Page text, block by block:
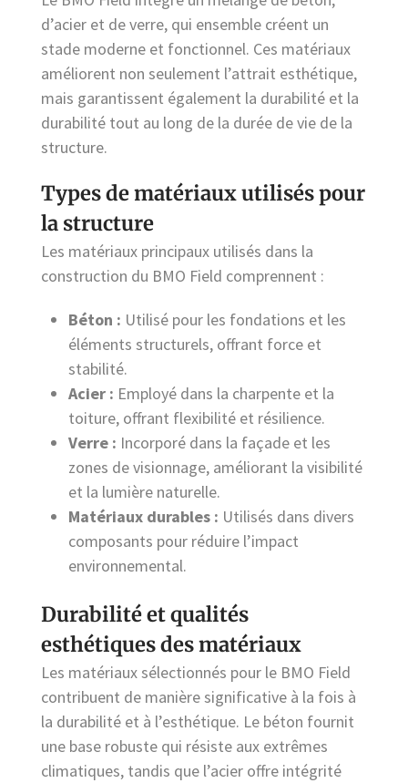
d’acier et de verre, qui ensemble créent un
stade moderne et fonctionnel. Ces matériaux
améliorent non seulement l’attrait esthétique,
mais garantissent également la durabilité et la
durabilité tout au long de la durée de vie de la
structure.
Types de matériaux utilisés pour
la structure
Les matériaux principaux utilisés dans la
construction du BMO Field comprennent :
Béton : Utilisé pour les fondations et les
éléments structurels, offrant force et
stabilité.
Acier : Employé dans la charpente et la
toiture, offrant flexibilité et résilience.
Verre : Incorporé dans la façade et les
zones de visionnage, améliorant la visibilité
et la lumière naturelle.
Matériaux durables : Utilisés dans divers
composants pour réduire l’impact
environnemental.
Durabilité et qualités
esthétiques des matériaux
Les matériaux sélectionnés pour le BMO Field
contribuent de manière significative à la fois à
la durabilité et à l’esthétique. Le béton fournit
une base robuste qui résiste aux extrêmes
climatiques, tandis que l’acier offre intégrité